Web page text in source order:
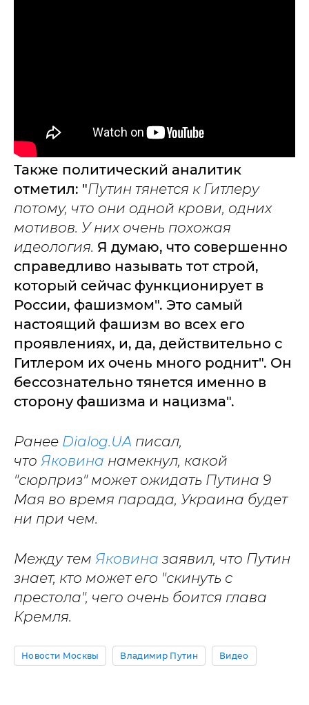
Также политический аналитик
отметил: "Путин тянется к Гитлеру
потому, что они одной крови, одних
мотивов. У них очень похожая
идеология. Я думаю, что совершенно
справедливо называть тот строй,
который сейчас функционирует в
России, фашизмом". Это самый
настоящий фашизм во всех его
проявлениях, и, да, действительно с
Гитлером их очень много роднит". Он
бессознательно тянется именно в
сторону фашизма и нацизма".
Ранее Dialog.UA писал,
что Яковина намекнул, какой
"сюрприз" может ожидать Путина 9
Мая во время парада, Украина будет
ни при чем.
Между тем Яковина заявил, что Путин
знает, кто может его "скинуть с
престола", чего очень боится глава
Кремля.
Новости Москвы Владимир Путин Видео